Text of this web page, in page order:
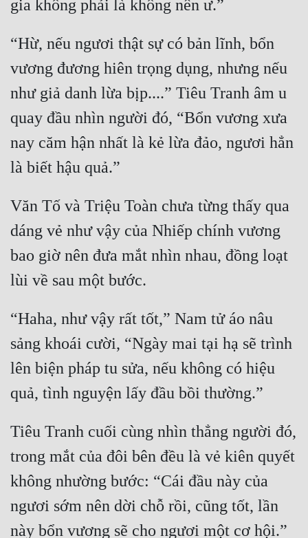
“Hừ, nếu ngươi thật sự có bản lĩnh, bổn
vương đương hiên trọng dụng, nhưng nếu
như giả danh lừa bịp....” Tiêu Tranh âm u
quay đầu nhìn người đó, “Bổn vương xưa
nay căm hận nhất là kẻ lừa đảo, ngươi hẳn
Văn Tố và Triệu Toàn chưa từng thấy qua
dáng vẻ như vậy của Nhiếp chính vương
bao giờ nên đưa mắt nhìn nhau, đồng loạt
“Haha, như vậy rất tốt,” Nam tử áo nâu
sảng khoái cười, “Ngày mai tại hạ sẽ trình
lên biện pháp tu sửa, nếu không có hiệu
Tiêu Tranh cuối cùng nhìn thẳng người đó,
trong mắt của đôi bên đều là vẻ kiên quyết
không nhường bước: “Cái đầu này của
ngươi sớm nên dời chỗ rồi, cũng tốt, lần